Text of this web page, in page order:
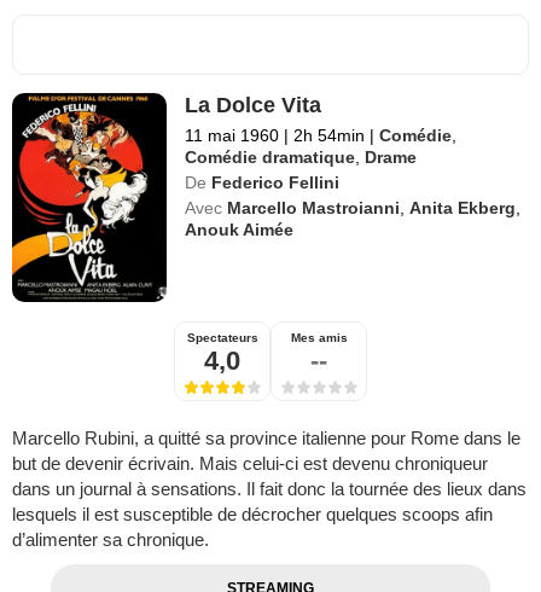
La Dolce Vita
11 mai 1960 | 2h 54min | Comédie
Comédie dramatique Drame
De Federico Fellini
Avec Marcello Mastroianni ,Anita Ekberg
Anouk Aimée
Spectateurs
4,0
Mes amis
--
Marcello Rubini, a quitté sa province italienne pour Rome dans le
but de devenir écrivain. Mais celui-ci est devenu chroniqueur
dans un journal à sensations. Il fait donc la tournée des lieux dans
lesquels il est susceptible de décrocher quelques scoops afin
d’alimenter sa chronique.